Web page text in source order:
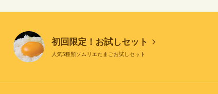
初回限定！お試しセット
人気5種類ソムリエたまごお試しセット